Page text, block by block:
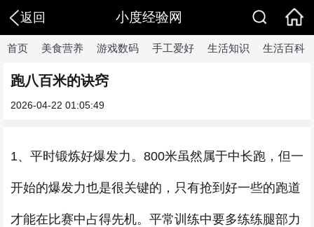
返回 小度经验网
首页 美食营养 游戏数码 手工爱好 生活知识 生活百科
跑八百米的诀窍
2026-04-22 01:05:49
1、平时锻炼好爆发力。800米虽然属于中长跑，但一
开始的爆发力也是很关键的，只有抢到好一些的跑道
才能在比赛中占得先机。平常训练中要多练练腿部力